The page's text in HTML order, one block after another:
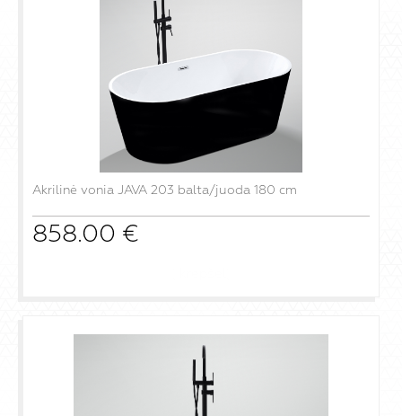
Akrilinė vonia JAVA 203 balta/juoda 180 cm
858.00 €